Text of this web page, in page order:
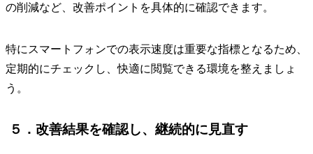
の削減など、改善ポイントを具体的に確認できます。
特にスマートフォンでの表示速度は重要な指標となるため、
定期的にチェックし、快適に閲覧できる環境を整えましょ
う。
５．改善結果を確認し、継続的に見直す